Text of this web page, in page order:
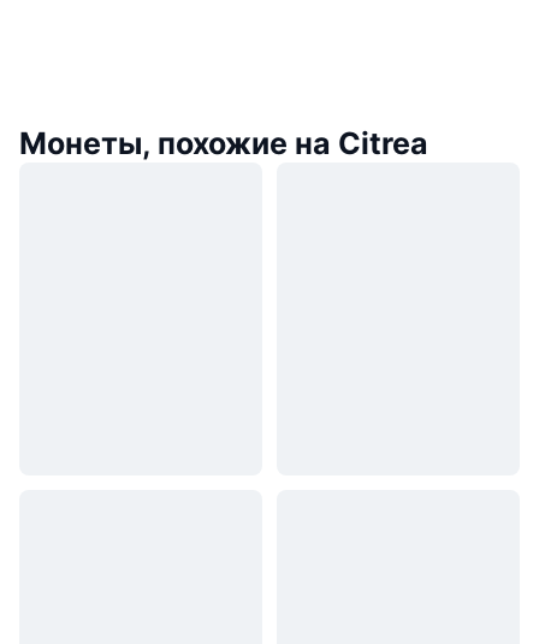
Монеты, похожие на Citrea